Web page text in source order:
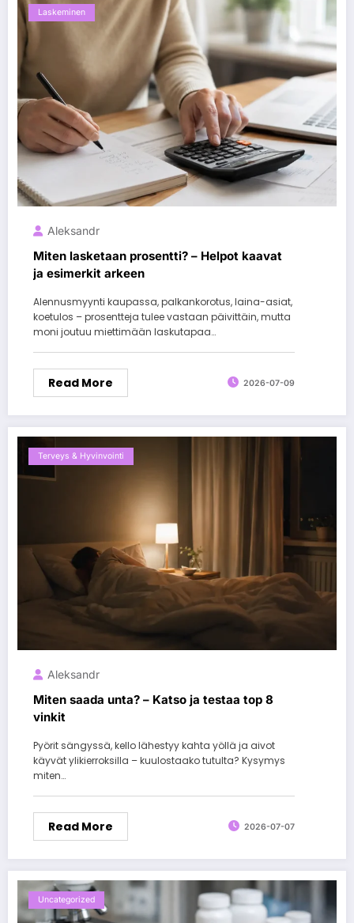
Laskeminen
Aleksandr
Miten lasketaan prosentti? – Helpot kaavat
ja esimerkit arkeen
Alennusmyynti kaupassa, palkankorotus, laina-asiat,
koetulos – prosentteja tulee vastaan päivittäin, mutta
moni joutuu miettimään laskutapaa…
Read More 2026-07-09
Terveys & Hyvinvointi
Aleksandr
Miten saada unta? – Katso ja testaa top 8
vinkit
Pyörit sängyssä, kello lähestyy kahta yöllä ja aivot
käyvät ylikierroksilla – kuulostaako tutulta? Kysymys
miten…
Read More 2026-07-07
Uncategorized